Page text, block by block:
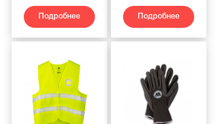
Подробнее Подробнее